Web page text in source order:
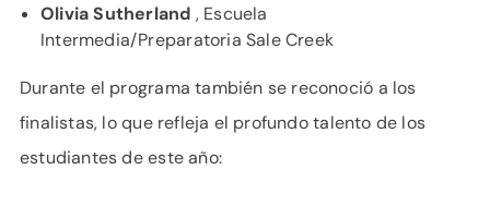
Olivia Sutherland , Escuela
Intermedia/Preparatoria Sale Creek
Durante el programa también se reconoció a los
finalistas, lo que refleja el profundo talento de los
estudiantes de este año: